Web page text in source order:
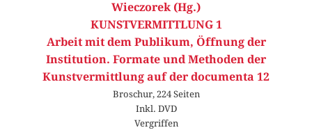
Wieczorek (Hg.)
KUNSTVERMITTLUNG 1
Arbeit mit dem Publikum, Öffnung der
Institution. Formate und Methoden der
Kunstvermittlung auf der documenta 12
Broschur, 224 Seiten
Inkl. DVD
Vergriffen